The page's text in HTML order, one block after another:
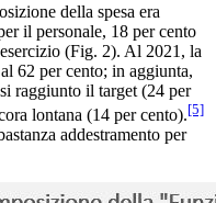
della spesa era
il personale, 18 per cento
(Fig. 2). Al 2021, la
62 per cento; in aggiunta,
raggiunto il target (24 per
lontana (14 per cento).[5]
addestramento per